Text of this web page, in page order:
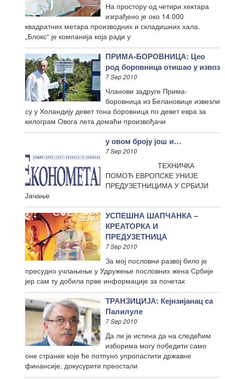
На простору од четири хектара
изграђено је око 14.000
квадратних метара производних и складишних хала.
„Блокс“ је компанија која ради у
ПРИМА-БОРОВНИЦА: Цео
род боровница отишао у извоз
7 Sep 2010
Чланови задруге Прима-
боровница из Белановице извезли
су у Холандију девет тона боровница по девет евра за
килограм Овога лета домаћи произвођачи
у овом броју још и…
7 Sep 2010
ТЕХНИЧКА
ПОМОЋ ЕВРОПСКЕ УНИЈЕ
ПРЕДУЗЕТНИЦИМА У СРБИЈИ
Јачање
УСПЕШНА ШАПЧАНКА –
КРЕАТОРКА И
ПРЕДУЗЕТНИЦА
7 Sep 2010
За мој пословни развој било је
пресудно учлањење у Удружење пословних жена Србије
јер сам ту добила прве информације за почетак
ТРАНЗИЦИЈА: Кејнзијанац cа
Палилуле
7 Sep 2010
Да ли је истина да на следећим
изборима могу победити само
оне странке које ће потпуно упропастити државне
финансије, докусурити преостали